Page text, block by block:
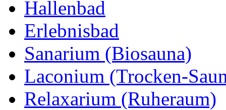
Hallenbad
Erlebnisbad
Sanarium (Biosauna)
Laconium (Trocken-
Relaxarium (Ruheraum)